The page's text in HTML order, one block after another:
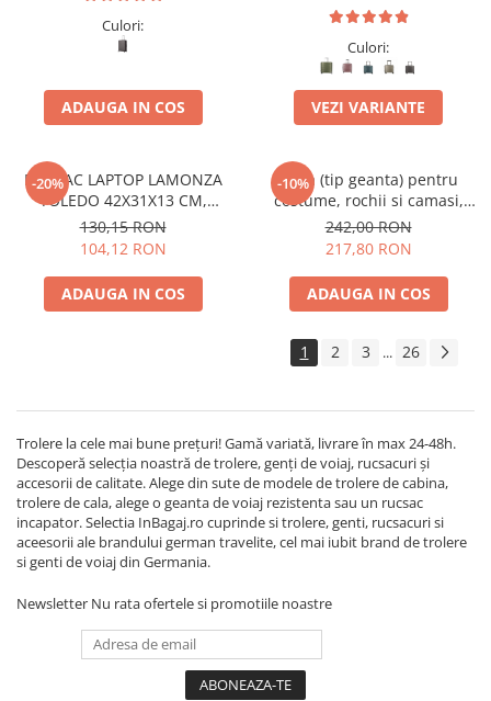
Culori:
ADAUGA IN COS
Culori:
VEZI VARIANTE
-20%
RUCSAC LAPTOP LAMONZA
TOLEDO 42X31X13 CM,
NEGRU / ALBASTRU
130,15 RON
104,12 RON
ADAUGA IN COS
-10%
Husa (tip geanta) pentru
costume, rochii si camasi,
travelite Mobile
242,00 RON
217,80 RON
ADAUGA IN COS
1 2 3 ... 26
Trolere la cele mai bune prețuri! Gamă variată, livrare în max 24-48h.
Descoperă selecția noastră de trolere, genți de voiaj, rucsacuri și
accesorii de calitate. Alege din sute de modele de trolere de cabina,
trolere de cala, alege o geanta de voiaj rezistenta sau un rucsac
incapator. Selectia InBagaj.ro cuprinde si trolere, genti, rucsacuri si
aceesorii ale brandului german travelite, cel mai iubit brand de trolere
si genti de voiaj din Germania.
Newsletter Nu rata ofertele si promotiile noastre